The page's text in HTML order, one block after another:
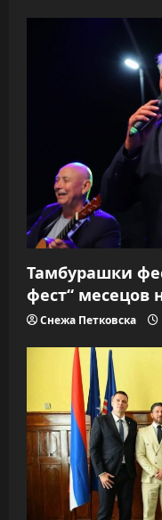
Тамбурашки
фест“ месецов
Снежа Петковска